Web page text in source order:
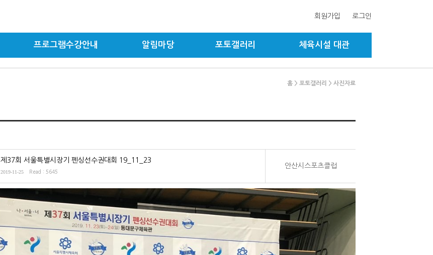
회원가입 로그인
프로그램수강안내 알림마당 포토갤러리 체육시설 대관
홈 > 포토갤러리 > 사진자료
제37회 서울특별시장기 펜싱선수권대회 19_11_23
2019-11-25 Read : 5645
안산시스포츠클럽